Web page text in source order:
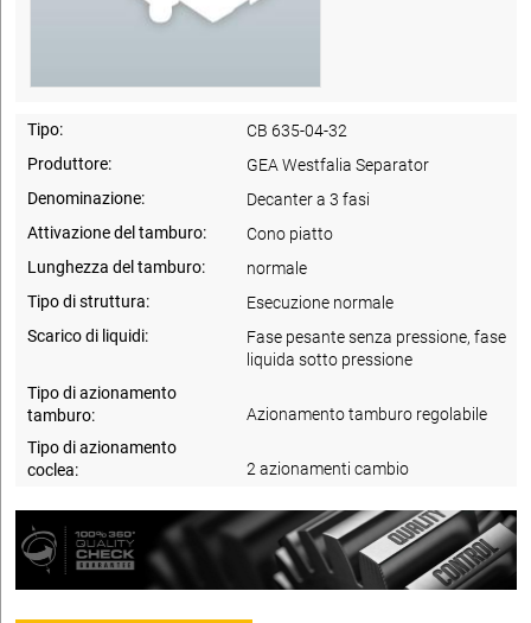
Tipo:
CB 635-04-32
Produttore:
GEA Westfalia Separator
Denominazione:
Decanter a 3 fasi
Attivazione del tamburo:
Cono piatto
Lunghezza del tamburo:
normale
Tipo di struttura:
Esecuzione normale
Scarico di liquidi:
Fase pesante senza pressione, fase
liquida sotto pressione
Tipo di azionamento
tamburo:
Azionamento tamburo regolabile
Tipo di azionamento
coclea:
2 azionamenti cambio